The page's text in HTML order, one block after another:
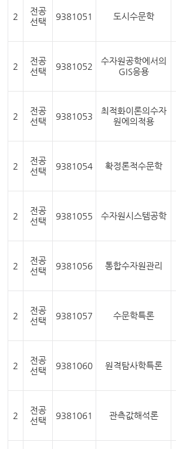
2
전공
선택
9381051 도시수문학
2
전공
선택
9381052
수자원공학에서의
GIS응용
2
전공
선택
9381053
최적화이론의수자
원에의적용
2
전공
선택
9381054 확정론적수문학
2
전공
선택
9381055 수자원시스템공학
2
전공
선택
9381056 통합수자원관리
2
전공
선택
9381057 수문학특론
2
전공
선택
9381060 원격탐사학특론
2
전공
선택
9381061 관측값해석론